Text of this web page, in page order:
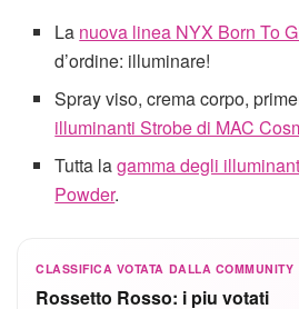
La nuova linea NYX Born To
d’ordine: illuminare!
Spray viso, crema corpo,
illuminanti Strobe di MAC
Tutta lagamma degli
Powder.
CLASSIFICA VOTATA DALLA COMMUNITY
Rossetto Rosso: i piu votati